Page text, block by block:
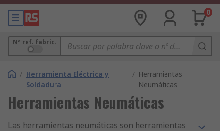
0
Nº ref. fabric.
/ Herramienta Eléctrica y
Soldadura
/ Herramientas
Neumáticas
Herramientas Neumáticas
Las herramientas neumáticas son herramientas